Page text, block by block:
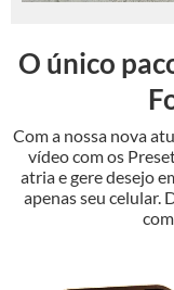
O único
Com a nossa nova
vídeo com os
atria e gere desejo
apenas seu celular.